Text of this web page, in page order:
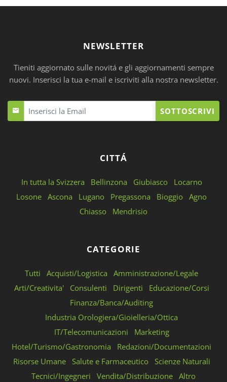
NEWSLETTER
Tieniti aggiornato sulle novitá e gli aggiornamenti sempre
nuovi. Inserisci la tua e-mail e iscriviti alla nostra newsletter.
SOTTOSCRIVI
CITTÁ
In tutta la Svizzera Bellinzona Giubiasco
Locarno
Losone Ascona Lugano Pregassona Bioggio Agno
Chiasso
Mendrisio
CATEGORIE
Tutti Acquisti/Logistica
Amministrazione/Legale
Arti/Creativita'
Consulenti Dirigenti
Educazione/Corsi
Finanza/Banca/Auditing
Industria Orologiera/Gioielleria/Ottica
IT/Telecomunicazioni
Marketing
Hotel/Turismo/Gastronomia
Redazioni/Documentazioni
Risorse Umane
Salute e Farmaceutico
Scienze Naturali
Tecnici/Ingegneri
Vendita/Distribuzione Altro